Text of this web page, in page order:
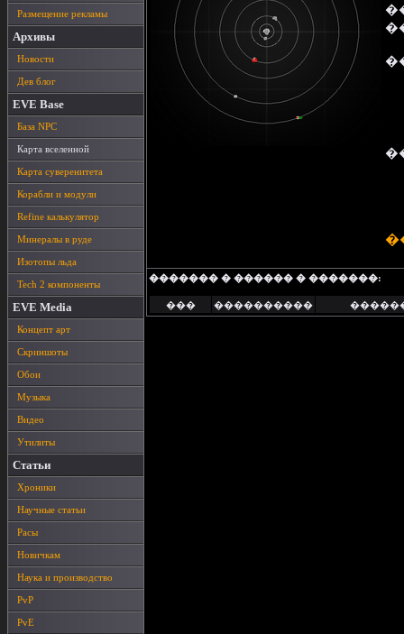
Размещение рекламы
Архивы
Новости
Дев блог
EVE Base
База NPC
Карта вселенной
Карта суверенитета
Корабли и модули
Refine калькулятор
Минералы в руде
Изотопы льда
Tech 2 компоненты
EVE Media
Концепт арт
Скриншоты
Обои
Музыка
Видео
Утилиты
Статьи
Хроники
Научные статьи
Расы
Новичкам
Наука и производство
PvP
PvE
������� � ������ � �������:
��� ����������